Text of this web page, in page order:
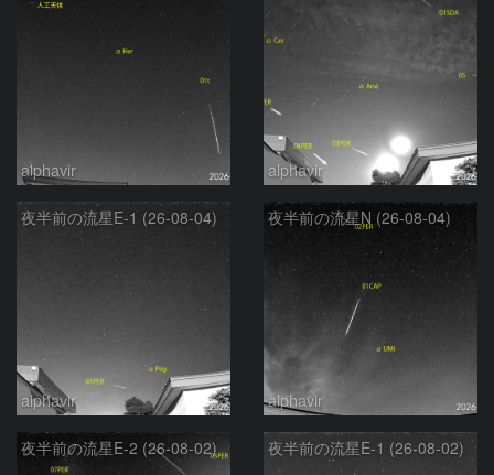
alphavir alphavir
夜半前の流星E-1 (26-08-04)
alphavir
夜半前の流星N (26-08-04)
alphavir
夜半前の流星E-2 (26-08-02) 夜半前の流星E-1 (26-08-02)